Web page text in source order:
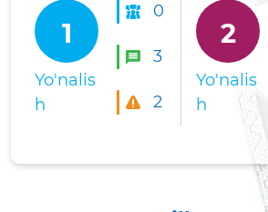
1
Yo'nalis
h
0
3
2
2
Yo'nalis
h